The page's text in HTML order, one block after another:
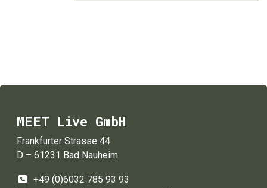
MEET Live GmbH
Frankfurter Strasse 44
D – 61231 Bad Nauheim
+49 (0)6032 785 93 93